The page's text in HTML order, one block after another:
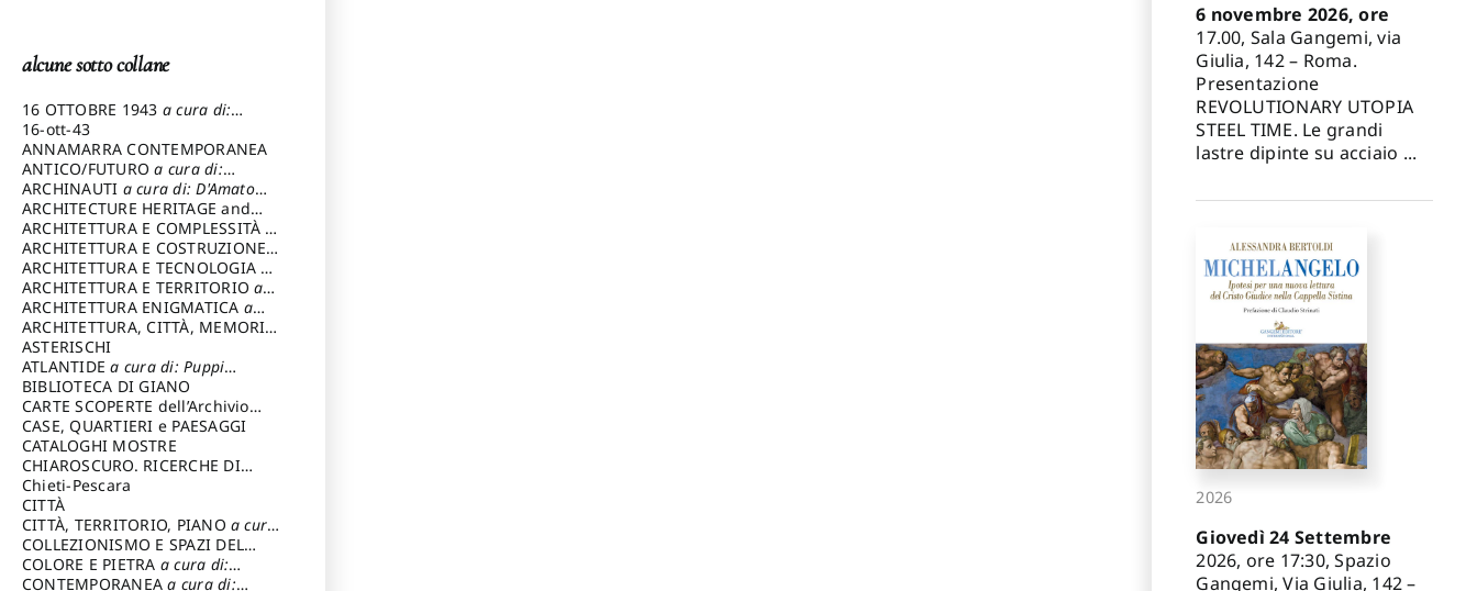
alcune sotto collane
16 OTTOBRE 1943 a cura di:
Pezzetti Marcello
16-ott-43
ANNAMARRA CONTEMPORANEA
ANTICO/FUTUROa cura di:
Varagnoli Claudio
ARCHINAUTI a cura di: D'Amato
Claudio
ARCHITECTURE HERITAGE and
DESIGN
ARCHITETTURA E COMPLESSITÀ a
cura di: Piva Antonio
ARCHITETTURA E COSTRUZIONEa
cura di: Poretti Sergio
ARCHITETTURA E TECNOLOGIA a
cura di: Carrara Gianfranco
ARCHITETTURA E TERRITORIOa
cura di: Pietrogrande Enrico
ARCHITETTURA ENIGMATICA a
cura di: Lenci Ruggero
ARCHITETTURA, CITTÀ, MEMORIA
a cura di: Valeriani Enrico
ASTERISCHI
ATLANTIDEa cura di: Puppi
Lionello
BIBLIOTECA DI GIANO
CARTE SCOPERTE dell’Archivio
Storico Capitolino
CASE, QUARTIERI e PAESAGGI
CATALOGHI MOSTRE
CHIAROSCURO. RICERCHE DI
STORIA E STORIA DELL'ARTE
cura di: Di Carpegna Falconieri
Tommaso
Chieti-Pescara
CITTÀ
CITTÀ, TERRITORIO, PIANO a cura
di: Imbesi Giuseppe
COLLEZIONISMO E SPAZI DEL
COLLEZIONISMO a cura di:
Magnani Lauro
COLORE E PIETRA a cura di:
Selvaggi Giuseppe
CONTEMPORANEAa cura di:
6 novembre 2026, ore
17.00, Sala Gangemi, via
Giulia, 142 – Roma.
Presentazione
REVOLUTIONARY UTOPIA
STEEL TIME. Le grandi
lastre dipinte su acciaio ...
2026
Giovedì 24 Settembre
2026, ore 17:30, Spazio
Gangemi, Via Giulia, 142 –